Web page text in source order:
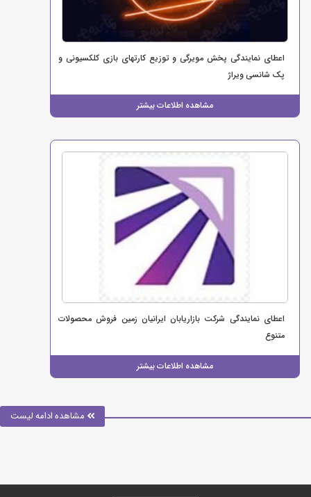
اعطای نمایندگی پخش مویرگی و توزیع کارتهای بازی کلکسیونی و
پک شانسی ویراژ
مشاهده اطلاعات بیشتر
اعطای نمایندگی شرکت بازاریابان ایرانیان زمین فروش محصولات
متنوع
مشاهده اطلاعات بیشتر
مشاهده ادامه لیست